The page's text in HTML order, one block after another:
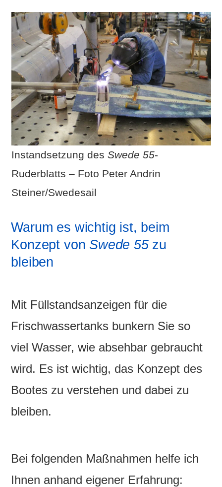
Instandsetzung des Swede 55-
Ruderblatts – Foto Peter Andrin
Steiner/Swedesail
Warum es wichtig ist, beim
Konzept von Swede 55zu
bleiben
Mit Füllstandsanzeigen für die
Frischwassertanks bunkern Sie so
viel Wasser, wie absehbar gebraucht
wird. Es ist wichtig, das Konzept des
Bootes zu verstehen und dabei zu
bleiben.
Bei folgenden Maßnahmen helfe ich
Ihnen anhand eigener Erfahrung: